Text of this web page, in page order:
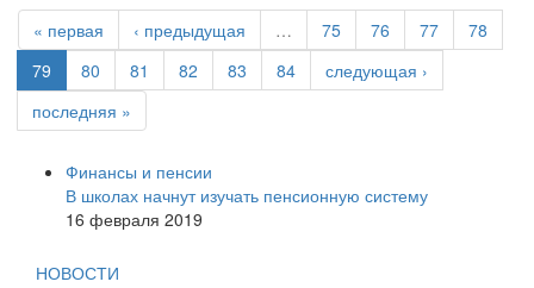
« первая ‹ предыдущая … 75 76 77
78
79
80 81 82 83 84
следующая ›
последняя »
Финансы и пенсии
В школах начнут изучать пенсионную систему
16 февраля 2019
НОВОСТИ